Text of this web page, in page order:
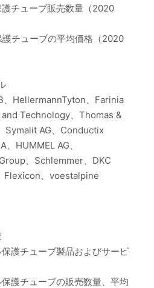
チューブ販売数量（2020
チューブの平均価格（2020
、HellermannTyton、Farinia
Technology、Thomas &
Symalit AG、Conductix
HUMMEL AG、
、Schlemmer、DKC
Flexicon、voestalpine
護チューブ製品およびサービ
護チューブの販売数量、平均